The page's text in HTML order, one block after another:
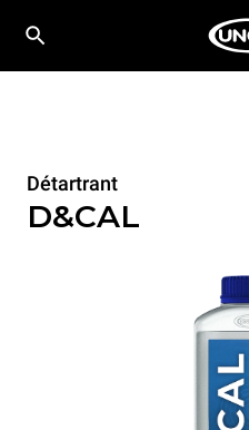
Détartrant
D&CAL